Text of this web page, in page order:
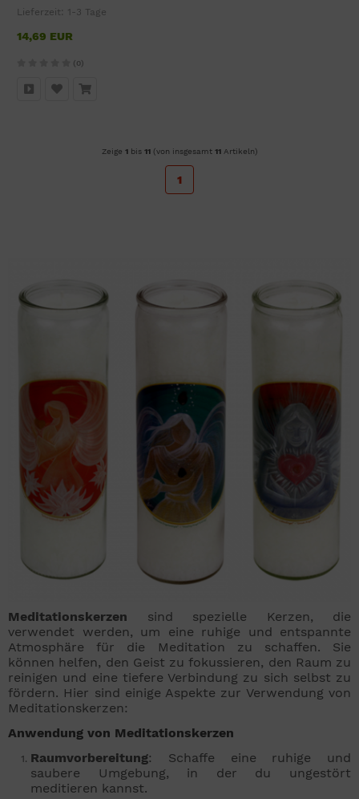
Lieferzeit: 1-3 Tage
14,69 EUR
(0)
Zeige 1bis 11(von insgesamt 11Artikeln)
1
Meditationskerzen sind spezielle Kerzen, die
verwendet werden, um eine ruhige und entspannte
Atmosphäre für die Meditation zu schaffen. Sie
können helfen, den Geist zu fokussieren, den Raum zu
reinigen und eine tiefere Verbindung zu sich selbst zu
fördern. Hier sind einige Aspekte zur Verwendung von
Meditationskerzen:
Anwendung von Meditationskerzen
Raumvorbereitung: Schaffe eine ruhige und
saubere Umgebung, in der du ungestört
meditieren kannst.